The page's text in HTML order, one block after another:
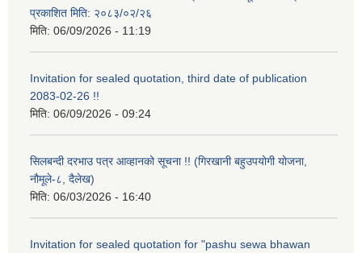
प्रकाशित मिति: २०८३/०२/२६
मिति: 06/09/2026 - 11:19
Invitation for sealed quotation, third date of publication
2083-02-26 !!
मिति: 06/09/2026 - 09:24
सिलबन्दी दरभाउ पत्र आव्हानको सूचना !! (गिरखानी बहुउपयोगी योजना,
नौमूले-८, दैलेख)
मिति: 06/03/2026 - 16:40
Invitation for sealed quotation for "pashu sewa bhawan